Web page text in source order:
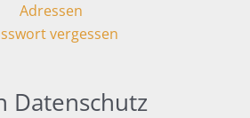
Adressen
vergessen
Datenschutz